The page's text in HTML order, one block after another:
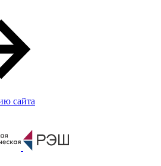
сайта